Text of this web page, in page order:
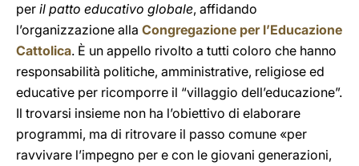
per il patto educativo globale, affidando
l’organizzazione alla Congregazione per l’Educazione
Cattolica. È un appello rivolto a tutti coloro che hanno
responsabilità politiche, amministrative, religiose ed
educative per ricomporre il “villaggio dell’educazione”.
Il trovarsi insieme non ha l’obiettivo di elaborare
programmi, ma di ritrovare il passo comune «per
ravvivare l’impegno per e con le giovani generazioni,